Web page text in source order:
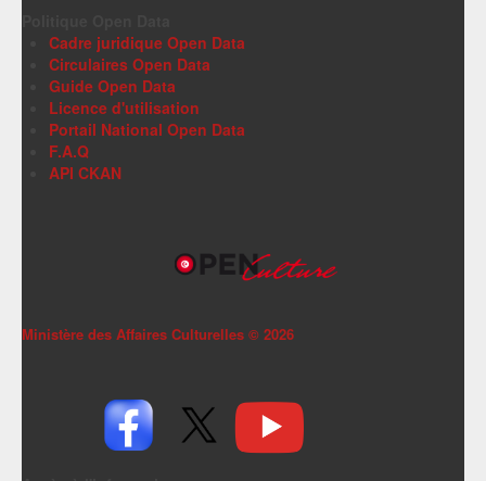
Cadre juridique Open Data
Circulaires Open Data
Guide Open Data
Licence d'utilisation
Portail National Open Data
F.A.Q
API CKAN
Ministère des Affaires Culturelles © 2026